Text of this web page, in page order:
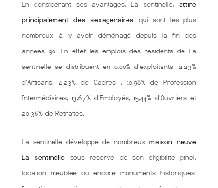
En considérant ses avantages, La sentinelle, attire
principalement des sexagenaires qui sont les plus
nombreux à y avoir déménagé depuis la fin des
années 90. En effet les emplois des résidents de La
sentinelle se distribuent en 0,00% d'exploitants, 2,23%
d'Artisans, 4,23% de Cadres , 10,98% de Profession
Intermédiaires, 13,67% d'Employés, 15,44% d'Ouvriers et
20,36% de Retraités.
La sentinelle développe de nombreuxmaison neuve
La sentinelle sous réserve de son éligibilité pinel,
location meublée ou encore monuments historiques.